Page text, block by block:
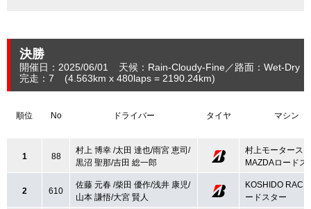
決勝
開催日：2025/06/01 天候：Rain-Cloudy-Fine 路面：Wet-Dry
完走：7
(4.563km x 480laps = 2190.24km)
順位 No ドライバー タイヤ マシン
1 88
村上 博幸 /太田 達也/雨宮 恵司/
黒沼 聖那/吉田 総一郎
村上モータース
MAZDAロードス
2 610
佐藤 元春 /柴田 優作/浅井 康児/
山本 謙悟/大宮 賢人
KOSHIDO
ードスター